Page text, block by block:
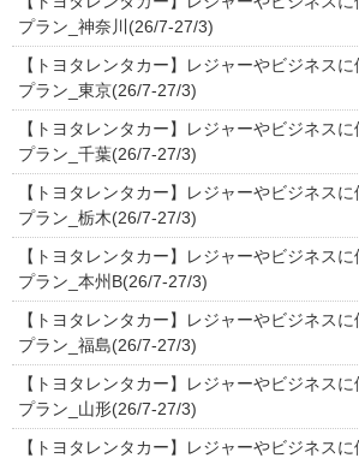
プラン_神奈川(26/7-27/3)
【トヨタレンタカー】レジャーやビジネス
プラン_東京(26/7-27/3)
【トヨタレンタカー】レジャーやビジネス
プラン_千葉(26/7-27/3)
【トヨタレンタカー】レジャーやビジネス
プラン_栃木(26/7-27/3)
【トヨタレンタカー】レジャーやビジネス
プラン_本州B(26/7-27/3)
【トヨタレンタカー】レジャーやビジネス
プラン_福島(26/7-27/3)
【トヨタレンタカー】レジャーやビジネス
プラン_山形(26/7-27/3)
【トヨタレンタカー】レジャーやビジネス